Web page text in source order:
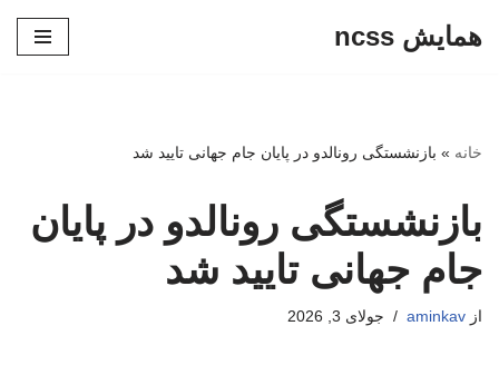
همایش ncss
خانه » بازنشستگی رونالدو در پایان جام جهانی تایید شد
بازنشستگی رونالدو در پایان
جام جهانی تایید شد
از aminkav جولای 3, 2026